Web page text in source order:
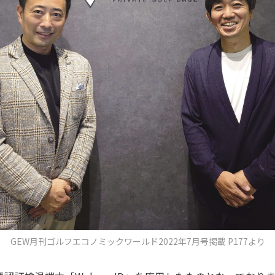
GEW月刊ゴルフエコノミックワールド2022年7月号掲載 P177より